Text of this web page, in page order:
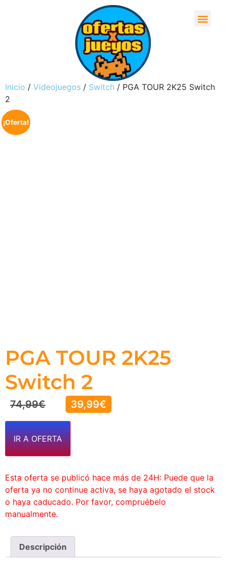
Inicio / Videojuegos / Switch / PGA TOUR 2K25 Switch
2
¡Oferta!
PGA TOUR 2K25
Switch 2
74,99€ 39,99€
IR A OFERTA
Esta oferta se publicó hace más de 24H: Puede que la
oferta ya no continue activa, se haya agotado el stock
o haya caducado. Por favor, compruébelo
manualmente.
Descripción